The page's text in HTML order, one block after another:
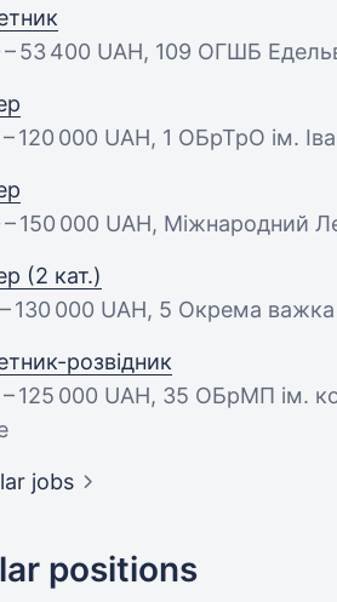
53 400 UAH, 109 ОГШБ
120 000 UAH, 1 ОБрТрО ім.
150 000 UAH, Міжнародний
(2 кат.)
130 000 UAH, 5 Окрема важка
розвідник
125 000 UAH, 35 ОБрМП ім.
jobs
positions